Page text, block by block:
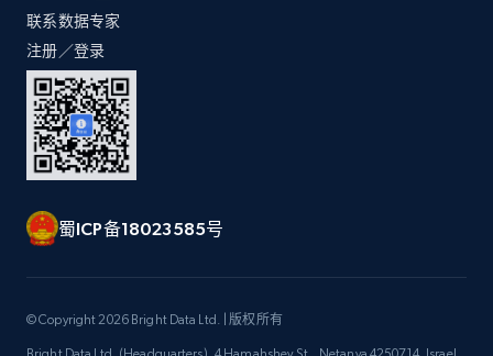
联系数据专家
注册／登录
蜀ICP备18023585号
© Copyright 2026 Bright Data Ltd. | 版权所有